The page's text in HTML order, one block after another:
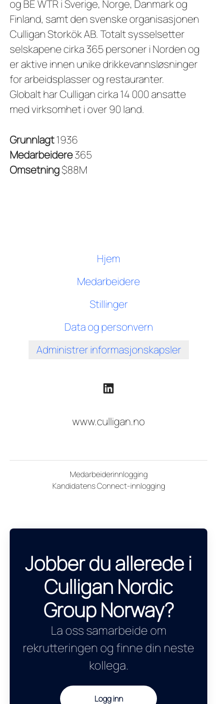
og BE WTR i Sverige, Norge, Danmark og
Finland, samt den svenske organisasjonen
Culligan Storkök AB. Totalt sysselsetter
selskapene cirka 365 personer i Norden og
er aktive innen unike drikkevannsløsninger
for arbeidsplasser og restauranter.
Globalt har Culligan cirka 14 000 ansatte
med virksomhet i over 90 land.
Grunnlagt1936
Medarbeidere365
Omsetning$88M
Hjem
Medarbeidere
Stillinger
Data og personvern
Administrer informasjonskapsler
www.culligan.no
Medarbeiderinnlogging
Kandidatens Connect-innlogging
Jobber du allerede i
Culligan Nordic
Group Norway?
La oss samarbeide om
rekrutteringen og finne din neste
kollega.
Logg inn